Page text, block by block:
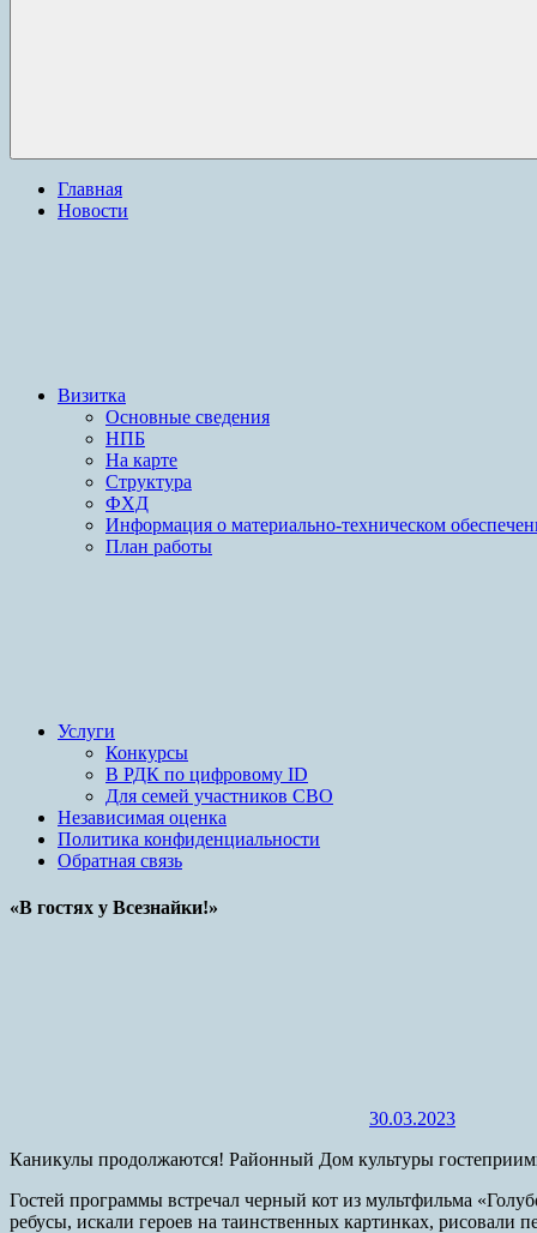
Главная
Новости
Визитка
Основные сведения
НПБ
На карте
Структура
ФХД
Информация о материально-техническом
План работы
Услуги
Конкурсы
В РДК по цифровому ID
Для семей участников СВО
Независимая оценка
Политика конфиденциальности
Обратная связь
«В гостях у Всезнайки!»
30.03.2023
Каникулы продолжаются! Районный Дом культуры
Гостей программы встречал черный кот из мультфильма
ребусы, искали героев на таинственных картинках, рисовали